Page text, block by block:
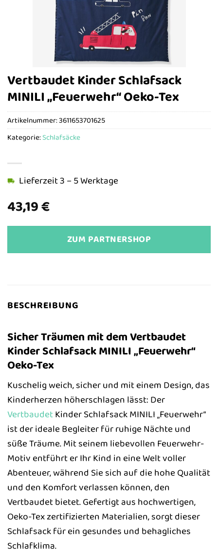
Vertbaudet Kinder Schlafsack
MINILI „Feuerwehr“ Oeko-Tex
43,19€
Lieferzeit 3 – 5 Werktage
ZUM PARTNERSHOP
Artikelnummer:3611653701625
Kategorie:Schlafsäcke
BESCHREIBUNG
Sicher Träumen mit dem Vertbaudet
Kinder Schlafsack MINILI „Feuerwehr“
Oeko-Tex
Kuschelig weich, sicher und mit einem Design, das
Kinderherzen höherschlagen lässt: Der
VertbaudetKinder Schlafsack MINILI „Feuerwehr“
ist der ideale Begleiter für ruhige Nächte und
süße Träume. Mit seinem liebevollen Feuerwehr-
Motiv entführt er Ihr Kind in eine Welt voller
Abenteuer, während Sie sich auf die hohe Qualität
und den Komfort verlassen können, den
Vertbaudet bietet. Gefertigt aus hochwertigen,
Oeko-Tex zertifizierten Materialien, sorgt dieser
Schlafsack für ein gesundes und behagliches
Schlafklima.